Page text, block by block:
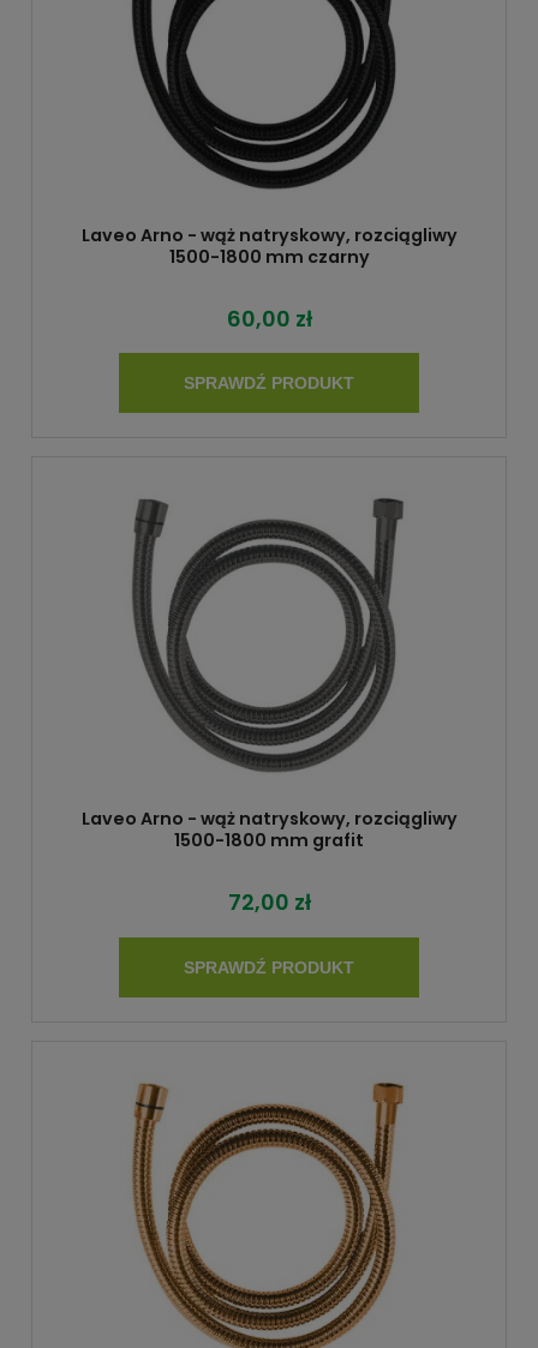
Laveo Arno - wąż natryskowy, rozciągliwy
1500-1800 mm czarny
60,00 zł
SPRAWDŹ PRODUKT
Laveo Arno - wąż natryskowy, rozciągliwy
1500-1800 mm grafit
72,00 zł
SPRAWDŹ PRODUKT